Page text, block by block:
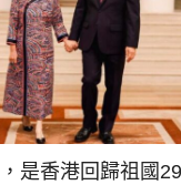
是香港回歸祖國